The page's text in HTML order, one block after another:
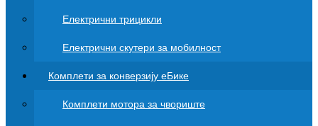
Електрични трицикли
Електрични скутери за мобилност
Комплети за конверзију еБике
Комплети мотора за чвориште